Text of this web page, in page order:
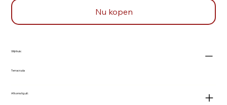
Nu kopen
Wijnhuis:
Terracruda
Afkomstig uit: